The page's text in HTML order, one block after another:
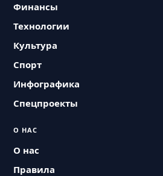
Финансы
Технологии
Культура
Спорт
Инфографика
Спецпроекты
О НАС
О нас
Правила